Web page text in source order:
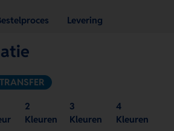
Levering
TRANSFER
2
Kleuren
3
Kleuren
4
Kleuren